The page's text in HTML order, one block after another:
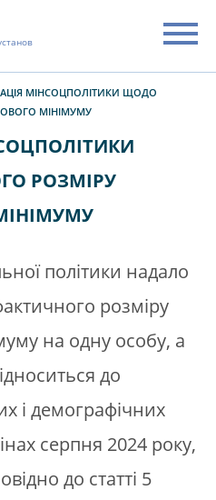
МІНСОЦПОЛІТИКИ ЩОДО
МІНІМУМУ
РОЗМІРУ
політики надало
розміру
на одну особу, а
до
і демографічних
серпня 2024 року,
до статті 5